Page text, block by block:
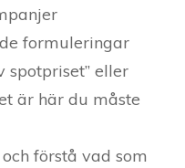
formuleringar
spotpriset” eller
är här du måste
och förstå vad som